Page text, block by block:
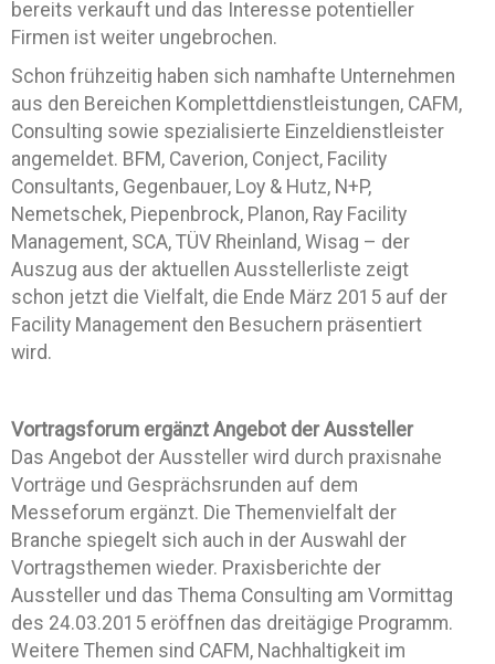
bereits verkauft und das Interesse potentieller
Firmen ist weiter ungebrochen.
Schon frühzeitig haben sich namhafte Unternehmen
aus den Bereichen Komplettdienstleistungen, CAFM,
Consulting sowie spezialisierte Einzeldienstleister
angemeldet. BFM, Caverion, Conject, Facility
Consultants, Gegenbauer, Loy & Hutz, N+P,
Nemetschek, Piepenbrock, Planon, Ray Facility
Management, SCA, TÜV Rheinland, Wisag – der
Auszug aus der aktuellen Ausstellerliste zeigt
schon jetzt die Vielfalt, die Ende März 2015 auf der
Facility Management den Besuchern präsentiert
wird.
Vortragsforum ergänzt Angebot der Aussteller
Das Angebot der Aussteller wird durch praxisnahe
Vorträge und Gesprächsrunden auf dem
Messeforum ergänzt. Die Themenvielfalt der
Branche spiegelt sich auch in der Auswahl der
Vortragsthemen wieder. Praxisberichte der
Aussteller und das Thema Consulting am Vormittag
des 24.03.2015 eröffnen das dreitägige Programm.
Weitere Themen sind CAFM, Nachhaltigkeit im